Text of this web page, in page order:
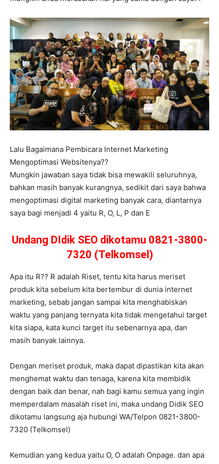
Lalu Bagaimana Pembicara Internet Marketing
Mengoptimasi Websitenya??
Mungkin jawaban saya tidak bisa mewakili seluruhnya,
bahkan masih banyak kurangnya, sedikit dari saya bahwa
mengoptimasi digital marketing banyak cara, diantarnya
saya bagi menjadi 4 yaitu R, O, L, P dan E
Undang DIdik SEO dikotamu 0821-3800-
7320 (Telkomsel)
Apa itu R?? R adalah Riset, tentu kita harus meriset
produk kita sebelum kita bertembur di dunia internet
marketing, sebab jangan sampai kita menghabiskan
waktu yang panjang ternyata kita tidak mengetahui target
kita siapa, kata kunci target itu sebenarnya apa, dan
masih banyak lainnya.
Dengan meriset produk, maka dapat dipastikan kita akan
menghemat waktu dan tenaga, karena kita membidik
dengan baik dan benar, nah bagi kamu semua yang ingin
memperdalam masalah riset ini, maka undang Didik SEO
dikotamu langsung aja hubungi WA/Telpon 0821-3800-
7320 (Telkomsel)
Kemudian yang kedua yaitu O, O adalah Onpage. dan apa